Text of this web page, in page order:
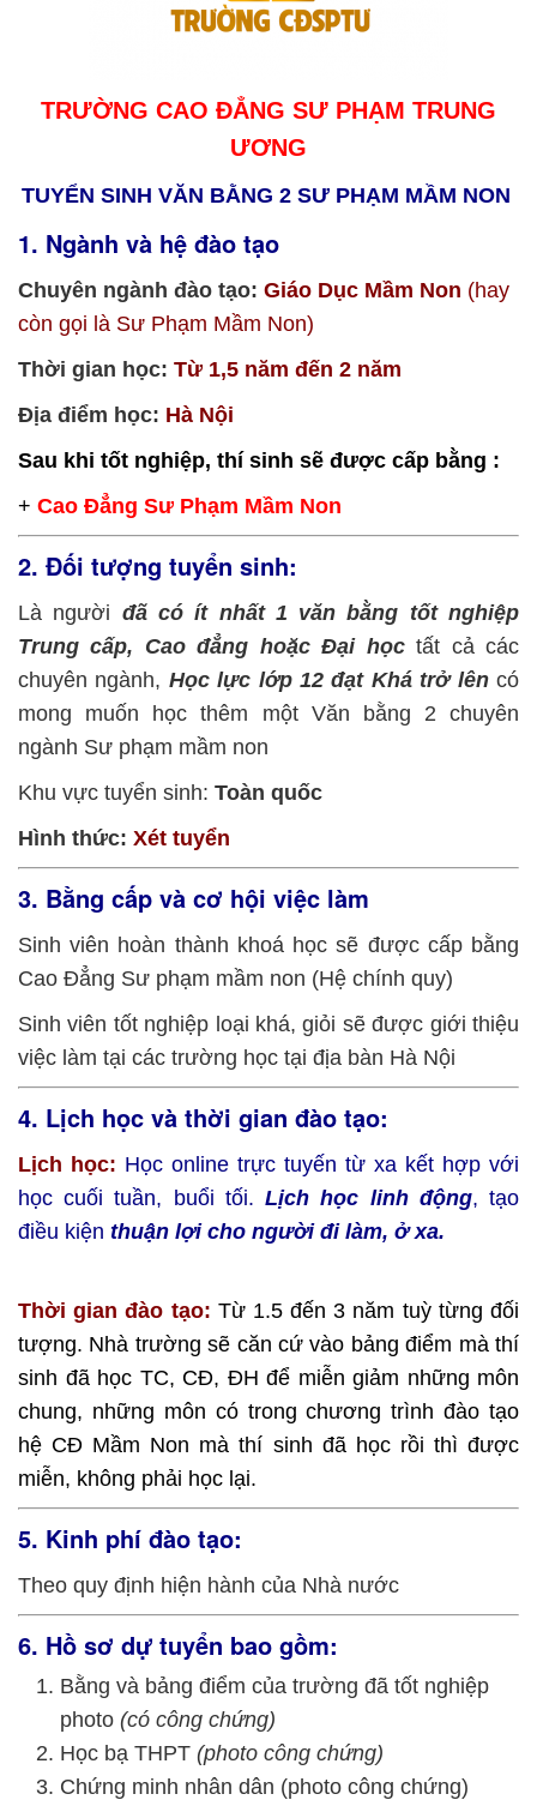
TRƯỜNG CAO ĐẲNG SƯ PHẠM TRUNG
ƯƠNG
TUYỂN SINH VĂN BẰNG 2 SƯ PHẠM MẦM NON
1. Ngành và hệ đào tạo
Chuyên ngành đào tạo: Giáo Dục Mầm Non (hay
còn gọi là Sư Phạm Mầm Non)
Thời gian học: Từ 1,5 năm đến 2 năm
Địa điểm học: Hà Nội
Sau khi tốt nghiệp, thí sinh sẽ được cấp bằng :
+ Cao Đẳng Sư Phạm Mầm Non
2. Đối tượng tuyển sinh:
Là người đã có ít nhất 1 văn bằng tốt nghiệp
Trung cấp, Cao đẳng hoặc Đại họctất cả các
chuyên ngành, Học lực lớp 12 đạt Khá trở lêncó
mong muốn học thêm một Văn bằng 2 chuyên
ngành Sư phạm mầm non
Khu vực tuyển sinh: Toàn quốc
Hình thức: Xét tuyển
3. Bằng cấp và cơ hội việc làm
Sinh viên hoàn thành khoá học sẽ được cấp bằng
Cao Đẳng Sư phạm mầm non (Hệ chính quy)
Sinh viên tốt nghiệp loại khá, giỏi sẽ được giới thiệu
việc làm tại các trường học tại địa bàn Hà Nội
4. Lịch học và thời gian đào tạo:
Lịch học: Học online trực tuyến từ xa kết hợp với
học cuối tuần, buổi tối.Lịch học linh động, tạo
điều kiện thuận lợi cho người đi làm, ở xa.
Thời gian đào tạo: Từ 1.5 đến 3 năm tuỳ từng đối
tượng. Nhà trường sẽ căn cứ vào bảng điểm mà thí
sinh đã học TC, CĐ, ĐH để miễn giảm những môn
chung, những môn có trong chương trình đào tạo
hệ CĐ Mầm Non mà thí sinh đã học rồi thì được
miễn, không phải học lại.
5. Kinh phí đào tạo:
Theo quy định hiện hành của Nhà nước
6. Hồ sơ dự tuyển bao gồm:
Bằng và bảng điểm của trường đã tốt nghiệp
photo (có công chứng)
Học bạ THPT (photo công chứng)
Chứng minh nhân dân (photo công chứng)